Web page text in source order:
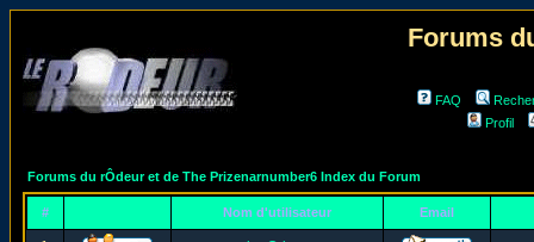
Forums
FAQ
Profil
Forums du rÔdeur et de The Prizenarnumber6 Index du Forum
# Nom d'utilisateur Email